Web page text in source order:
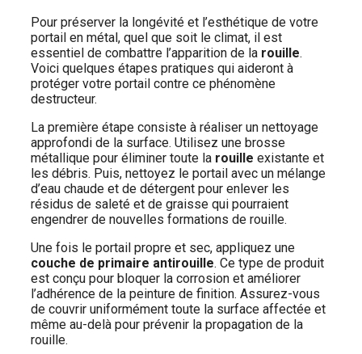
Pour préserver la longévité et l’esthétique de votre
portail en métal, quel que soit le climat, il est
essentiel de combattre l’apparition de la rouille.
Voici quelques étapes pratiques qui aideront à
protéger votre portail contre ce phénomène
destructeur.
La première étape consiste à réaliser un nettoyage
approfondi de la surface. Utilisez une brosse
métallique pour éliminer toute la rouille existante et
les débris. Puis, nettoyez le portail avec un mélange
d’eau chaude et de détergent pour enlever les
résidus de saleté et de graisse qui pourraient
engendrer de nouvelles formations de rouille.
Une fois le portail propre et sec, appliquez une
couche de primaire antirouille. Ce type de produit
est conçu pour bloquer la corrosion et améliorer
l’adhérence de la peinture de finition. Assurez-vous
de couvrir uniformément toute la surface affectée et
même au-delà pour prévenir la propagation de la
rouille.